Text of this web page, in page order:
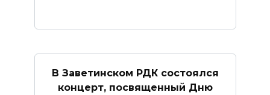
В Заветинском РДК состоялся
концерт, посвященный Дню